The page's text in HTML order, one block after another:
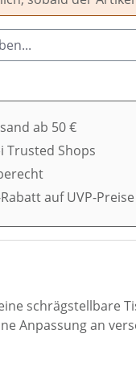
ab 50 €
Trusted Shops
auf UVP-Preise
schrägstellbare
Anpassung an